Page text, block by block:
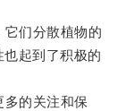
们分散植物的
起到了积极的
的关注和保